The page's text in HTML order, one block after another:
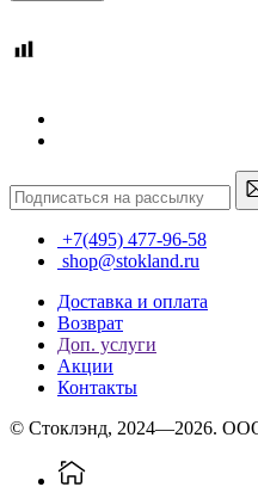
+7(495) 477-96-58
shop@stokland.ru
Доставка и оплата
Возврат
Доп. услуги
Акции
Контакты
© Стоклэнд, 2024—2026.